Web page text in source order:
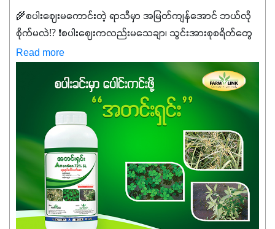
🌾စပါးဈေးမကောင်းတဲ့ ရာသီမှာ အမြတ်ကျန်အောင် ဘယ်လို
စိုက်မလဲ⁉️ ❗စပါးဈေးကလည်းမသေချာ၊ သွင်းအားစုစရိတ်တွေ
ကလည်း တက်နေတဲ့ဒီလိုအချိန်မှာ သွင်းအားစုဖိုးကို လျှော့ချပြီး
အထွက်နှုန်းကို ထိန်းထားနိုင်မှ ဦးကြီးတို့ အဆင်ပြေမှာနော် ✔️ဒါ
ကြောင့် ကိုယ်သုံးသမျှ ကိုယ့်အတွက်အကျိုးရစေမယ့်
အရည်အသွေးစိတ်ချရတဲ့ သွင်းအားစုပစ္စည်းတွေကိုပဲ ရွေးချယ်
သုံးသင့်ပါတယ်။
Read more